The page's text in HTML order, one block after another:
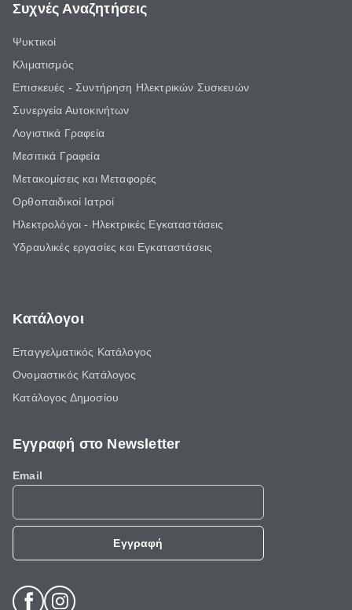
Συχνές Αναζητήσεις
Ψυκτικοί
Κλιματισμός
Επισκευές - Συντήρηση Ηλεκτρικών Συσκευών
Συνεργεία Αυτοκινήτων
Λογιστικά Γραφεία
Μεσιτικά Γραφεία
Μετακομίσεις και Μεταφορές
Ορθοπαιδικοί Ιατροί
Ηλεκτρολόγοι - Ηλεκτρικές Εγκαταστάσεις
Υδραυλικές εργασίες και Εγκαταστάσεις
Κατάλογοι
Επαγγελματικός Κατάλογος
Ονομαστικός Κατάλογος
Κατάλογος Δημοσίου
Εγγραφή στο Newsletter
Email
Εγγραφή